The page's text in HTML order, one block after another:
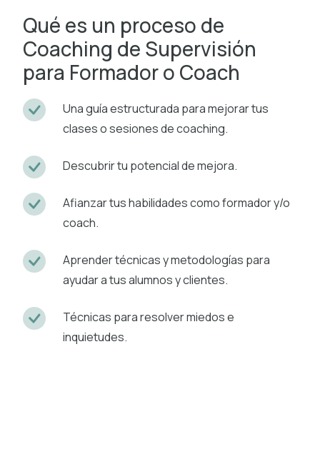
Qué es un proceso de
Coaching de Supervisión
para Formador o Coach
Una guía estructurada para mejorar tus
clases o sesiones de coaching.
Descubrir tu potencial de mejora.
Afianzar tus habilidades como formador y/o
coach.
Aprender técnicas y metodologías para
ayudar a tus alumnos y clientes.
Técnicas para resolver miedos e
inquietudes.